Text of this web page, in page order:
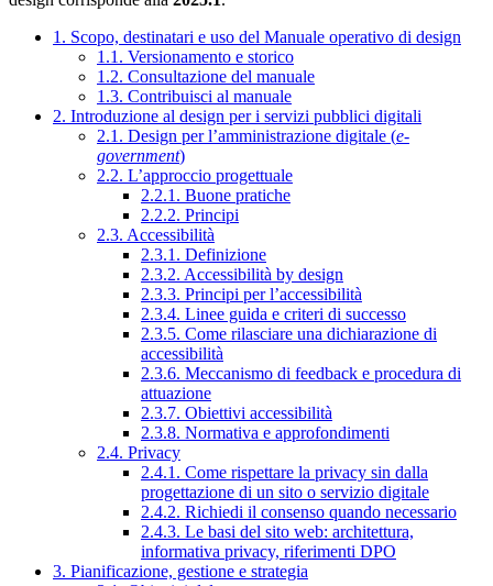
1. Scopo, destinatari e uso del Manuale operativo di design
1.1. Versionamento e storico
1.2. Consultazione del manuale
1.3. Contribuisci al manuale
2. Introduzione al design per i servizi pubblici digitali
2.1. Design per l’amministrazione digitale (e-
government)
2.2. L’approccio progettuale
2.2.1. Buone pratiche
2.2.2. Principi
2.3. Accessibilità
2.3.1. Definizione
2.3.2. Accessibilità by design
2.3.3. Principi per l’accessibilità
2.3.4. Linee guida e criteri di successo
2.3.5. Come rilasciare una dichiarazione di
accessibilità
2.3.6. Meccanismo di feedback e procedura di
attuazione
2.3.7. Obiettivi accessibilità
2.3.8. Normativa e approfondimenti
2.4. Privacy
2.4.1. Come rispettare la privacy sin dalla
progettazione di un sito o servizio digitale
2.4.2. Richiedi il consenso quando necessario
2.4.3. Le basi del sito web: architettura,
informativa privacy, riferimenti DPO
3. Pianificazione, gestione e strategia